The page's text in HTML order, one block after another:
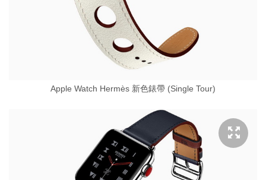
Apple Watch Hermès 新色錶帶 (Single Tour)